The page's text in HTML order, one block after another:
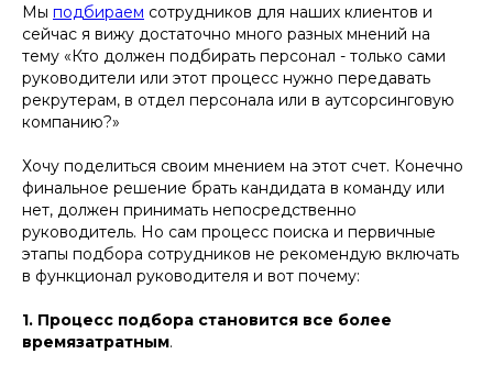
Мы подбираем сотрудников для наших клиентов и
сейчас я вижу достаточно много разных мнений на
тему «Кто должен подбирать персонал - только сами
руководители или этот процесс нужно передавать
рекрутерам, в отдел персонала или в аутсорсинговую
компанию?»
Хочу поделиться своим мнением на этот счет. Конечно
финальное решение брать кандидата в команду или
нет, должен принимать непосредственно
руководитель. Но сам процесс поиска и первичные
этапы подбора сотрудников не рекомендую включать
в функционал руководителя и вот почему:
1. Процесс подбора становится все более
времязатратным.